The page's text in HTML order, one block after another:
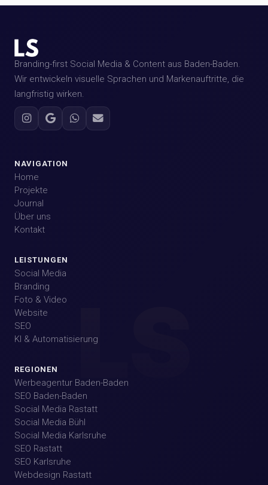
LS
Branding-first Social Media & Content aus Baden-Baden.
Wir entwickeln visuelle Sprachen und Markenauftritte, die
langfristig wirken.
NAVIGATION
Home
Projekte
Journal
Über uns
Kontakt
LEISTUNGEN
Social Media
Branding
Foto & Video
Website
SEO
KI & Automatisierung
REGIONEN
Werbeagentur Baden-Baden
SEO Baden-Baden
Social Media Rastatt
Social Media Bühl
Social Media Karlsruhe
SEO Rastatt
SEO Karlsruhe
Webdesign Rastatt